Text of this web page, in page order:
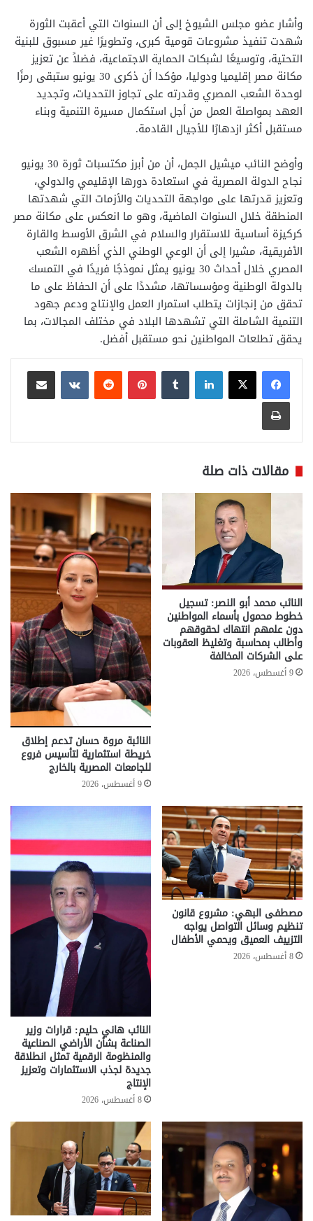
وأشار عضو مجلس الشيوخ إلى أن السنوات التي أعقبت الثورة
شهدت تنفيذ مشروعات قومية كبرى، وتطويرًا غير مسبوق للبنية
التحتية، وتوسيعًا لشبكات الحماية الاجتماعية، فضلاً عن تعزيز
مكانة مصر إقليميا ودوليا، مؤكدا أن ذكرى 30 يونيو ستبقى رمزًا
لوحدة الشعب المصري وقدرته على تجاوز التحديات، وتجديد
العهد بمواصلة العمل من أجل استكمال مسيرة التنمية وبناء
مستقبل أكثر ازدهارًا للأجيال القادمة.
وأوضح النائب ميشيل الجمل، أن من أبرز مكتسبات ثورة 30 يونيو
نجاح الدولة المصرية في استعادة دورها الإقليمي والدولي،
وتعزيز قدرتها على مواجهة التحديات والأزمات التي شهدتها
المنطقة خلال السنوات الماضية، وهو ما انعكس على مكانة مصر
كركيزة أساسية للاستقرار والسلام في الشرق الأوسط والقارة
الأفريقية، مشيرا إلى أن الوعي الوطني الذي أظهره الشعب
المصري خلال أحداث 30 يونيو يمثل نموذجًا فريدًا في التمسك
بالدولة الوطنية ومؤسساتها، مشددًا على أن الحفاظ على ما
تحقق من إنجازات يتطلب استمرار العمل والإنتاج ودعم جهود
التنمية الشاملة التي تشهدها البلاد في مختلف المجالات، بما
يحقق تطلعات المواطنين نحو مستقبل أفضل.
لينكدإن بينتيريست
مشاركة عبر البريد
طباعة
مقالات ذات صلة
النائب محمد أبو النصر: تسجيل
خطوط محمول بأسماء المواطنين
دون علمهم انتهاك لحقوقهم
وأطالب بمحاسبة وتغليظ العقوبات
على الشركات المخالفة
9 أغسطس، 2026
النائبة مروة حسان تدعم إطلاق
خريطة استثمارية لتأسيس فروع
للجامعات المصرية بالخارج
9 أغسطس، 2026
مصطفى البهي: مشروع قانون
تنظيم وسائل التواصل يواجه
التزييف العميق ويحمي الأطفال
8 أغسطس، 2026
النائب هاني حليم: قرارات وزير
الصناعة بشأن الأراضي الصناعية
والمنظومة الرقمية تمثل انطلاقة
جديدة لجذب الاستثمارات وتعزيز
الإنتاج
8 أغسطس، 2026